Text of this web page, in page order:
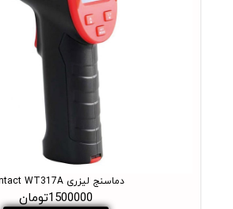
دماسنج لیزری Wintact WT317A
1500000تومان